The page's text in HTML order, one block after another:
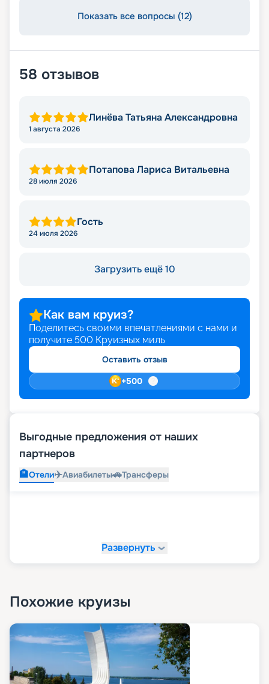
Показать все вопросы (12)
58 отзывов
Линёва Татьяна Александровна
1 августа 2026
Потапова Лариса Витальевна
28 июля 2026
Гость
24 июля 2026
Загрузить ещё 10
Как вам круиз?
Поделитесь своими впечатлениями с нами и
получите 500 Круизных миль
Оставить отзыв
+500
Выгодные предложения от наших
партнеров
🏨Отели✈️Авиабилеты🚗Трансферы
Развернуть
Похожие круизы